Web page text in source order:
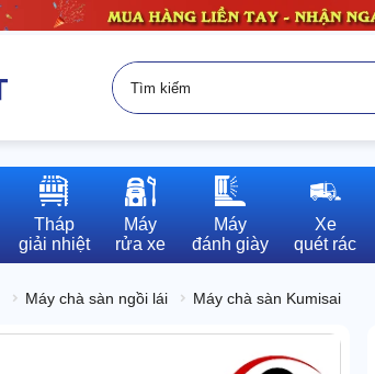
Tháp
giải nhiệt
Máy
rửa xe
Máy
đánh giày
Xe
quét rác
Máy chà sàn ngồi lái Máy chà sàn Kumisai